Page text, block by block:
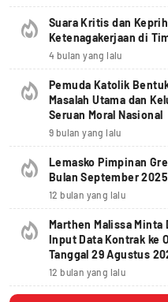
Suara Kritis dan
Ketenagakerjaan di
4 bulan yang lalu
Pemuda Katolik
Masalah Utama dan
Seruan Moral Nasional
9 bulan yang lalu
Lemasko Pimpinan
Bulan September 2025
12 bulan yang lalu
Marthen Malissa Minta
Input Data Kontrak ke
Tanggal 29 Agustus
12 bulan yang lalu